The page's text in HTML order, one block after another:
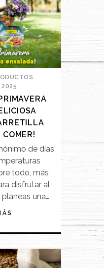
2025
de días
todo, más
disfrutar al
una…